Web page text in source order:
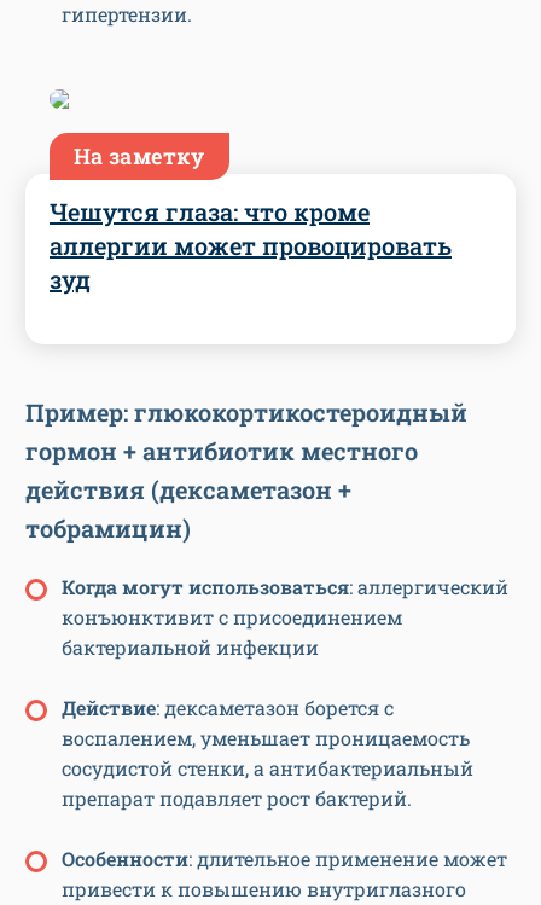
гипертензии.
На заметку
Чешутся глаза: что кроме
аллергии может провоцировать
зуд
Пример: глюкокортикостероидный
гормон + антибиотик местного
действия (дексаметазон +
тобрамицин)
Когда могут использоваться: аллергический
конъюнктивит с присоединением
бактериальной инфекции
Действие: дексаметазон борется с
воспалением, уменьшает проницаемость
сосудистой стенки, а антибактериальный
препарат подавляет рост бактерий.
Особенности: длительное применение может
привести к повышению внутриглазного